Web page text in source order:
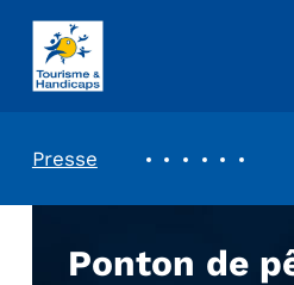
ASSOCIATION TOURISME ET HANDICAPS
Presse
Ponton de